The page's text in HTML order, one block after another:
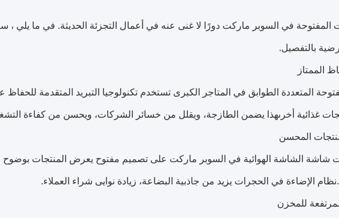
المفتوحة في السوبر ماركت دورًا لا غنى عنه في أعمال التجزئة الحديثة. في ما يلي
بالتفصيل.
الممتاز
المتعددة الطوابق في المتاجر الكبرى تستخدم تكنولوجيا التبريد المتقدمة
غذائية أخرىهذا يضمن الطازجة، ويقلل من خسائر الشركات، ويحسن من كفاءة
المحسن
شاشة الشاشة الهوائية في السوبر ماركت على تصميم مفتوح يعرض المنتجات بوضوح
الإضاءة في الحجرات يزيد من جاذبية البضاعة، زيادة نوايى شراء العملاء.
للمخزن